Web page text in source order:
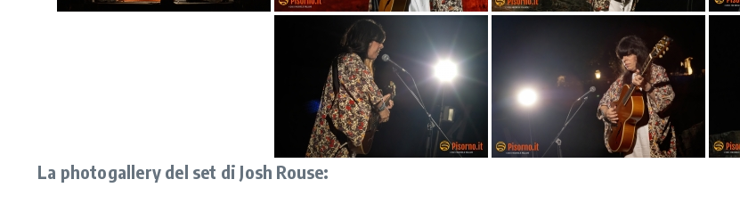
La photogallery del set di Josh Rouse: